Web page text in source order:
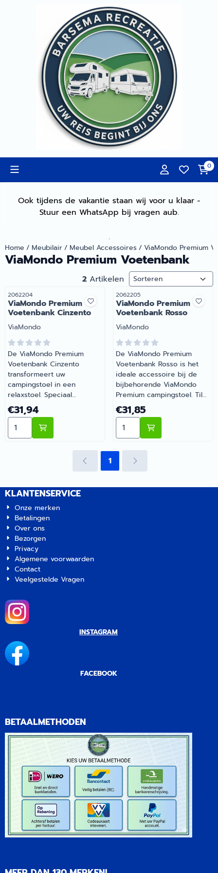
Cookievoorkeuren zijn momenteel gesloten.
0
Ook tijdens de vakantie staan wij voor u klaar -
Stuur een WhatsApp bij vragen aub.
.
Home / Meubilair/ Meubel Accessoires/ ViaMondo Premium
ViaMondo Premium Voetenbank
2 Artikelen Sorteermethode
Artikelnummer
2062204
ViaMondo Premium
Voetenbank Cinzento
Merk:
ViaMondo
De ViaMondo Premium
Voetenbank Cinzento
transformeert uw
campingstoel in een
relaxstoel. Speciaal
ontworpen voor de
bijbehorende ViaMondo
Premium stoel voor
maximaal zitcomfort op de
Prijs: 31,94
€31,94
Aantal kiezen voor ViaMondo Premium Voetenbank
Artikelnummer
2062205
ViaMondo Premium
Voetenbank Rosso
Merk:
ViaMondo
De ViaMondo Premium
Voetenbank Rosso is het
ideale accessoire bij de
bijbehorende ViaMondo
Premium campingstoel. Til
uw benen op voor optimale
ontspanning — comfortabel,
stijlvol en eenvoudig mee te
nemen. | Artikelnummer
Prijs: 31,85
€31,85
Aantal kiezen voor
1
KLANTENSERVICE
Onze merken
Betalingen
Over ons
Bezorgen
Privacy
Algemene voorwaarden
Contact
Veelgestelde Vragen
INSTAGRAM
FACEBOOK
BETAALMETHODEN